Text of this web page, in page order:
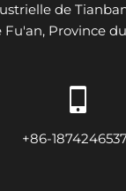
de
Fu'an, Province
+86-